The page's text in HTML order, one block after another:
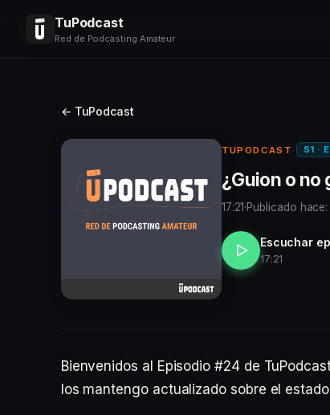
TuPodcast
Red de Podcasting Amateur
← TuPodcast
TUPODCAST · S1 ·
¿Guion o no
17:21·Publicado
Escuchar
17:21
Bienvenidos al Episodio #24 de
los mantengo actualizado sobre el